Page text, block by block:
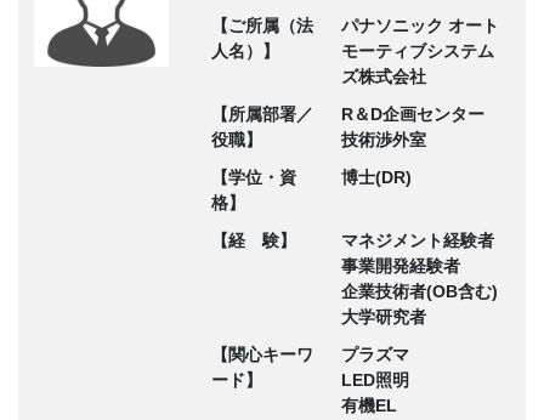
【ご所属（法
人名）】
パナソニック オート
モーティブシステム
ズ株式会社
【所属部署／
役職】
R＆D企画センター
技術渉外室
【学位・資
格】
博士(DR)
【経 験】
マネジメント経験者
事業開発経験者
企業技術者(OB含む)
大学研究者
【関心キーワ
ード】
プラズマ
LED照明
有機EL